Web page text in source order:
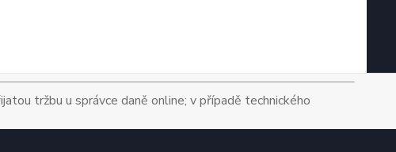
tržbu u správce daně online; v případě technického